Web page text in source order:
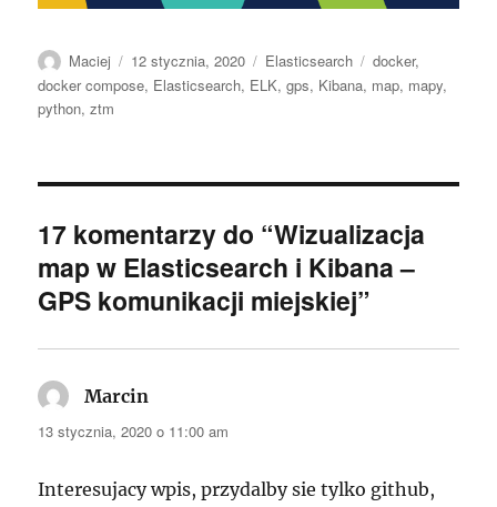
Autor
Maciej
Data
publikacji
12 stycznia, 2020 Kategorie
Elasticsearch Tagi
docker,
docker compose, Elasticsearch, ELK,gps, Kibana, map, mapy,
python,ztm
17 komentarzy do “Wizualizacja
map w Elasticsearch i Kibana –
GPS komunikacji miejskiej”
Marcin
13 stycznia, 2020 o 11:00 am
Interesujacy wpis, przydalby sie tylko github,